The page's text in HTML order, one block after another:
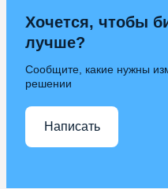
Хочется, чтобы
лучше?
Сообщите, какие нужны
решении
Написать